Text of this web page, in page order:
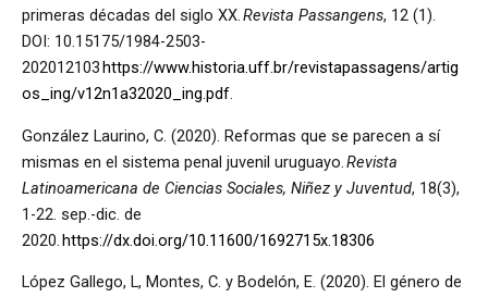
primeras décadas del siglo XX.Revista Passangens, 12 (1).
DOI: 10.15175/1984-2503-
202012103https://www.historia.uff.br/revistapassagens/artig
os_ing/v12n1a32020_ing.pdf.
González Laurino, C. (2020). Reformas que se parecen a sí
mismas en el sistema penal juvenil uruguayo. Revista
Latinoamericana de Ciencias Sociales, Niñez y Juventud, 18(3),
1-22. sep.-dic. de
2020. https://dx.doi.org/10.11600/1692715x.18306
López Gallego, L, Montes, C. y Bodelón, E. (2020). El género de